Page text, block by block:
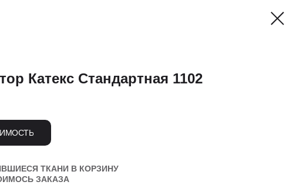
Катекс Стандартная 1102
ТКАНИ В КОРЗИНУ
ЗАКАЗА